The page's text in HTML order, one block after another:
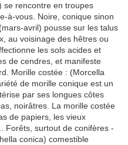
se rencontre en troupes
à-vous. Noire, conique sinon
avril) pousse sur les talus
au voisinage des hêtres ou
les sols acides et
de cendres, et manifeste
Morille costée : (Morcella
de morille conique est un
par ses longues côtes
noirâtres. La morille costée
de papiers, les vieux
Forêts, surtout de conifères -
conica) comestible